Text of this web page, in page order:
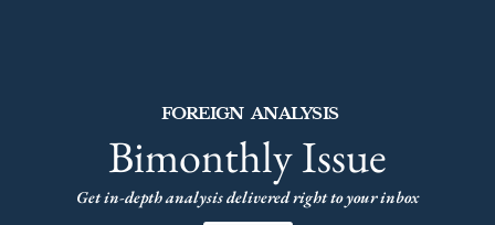
FOREIGN ANALYSIS
Bimonthly Issue
Get in-depth analysis delivered right to your inbox